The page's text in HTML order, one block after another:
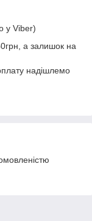
у Viber)
а залишок на
надішлемо